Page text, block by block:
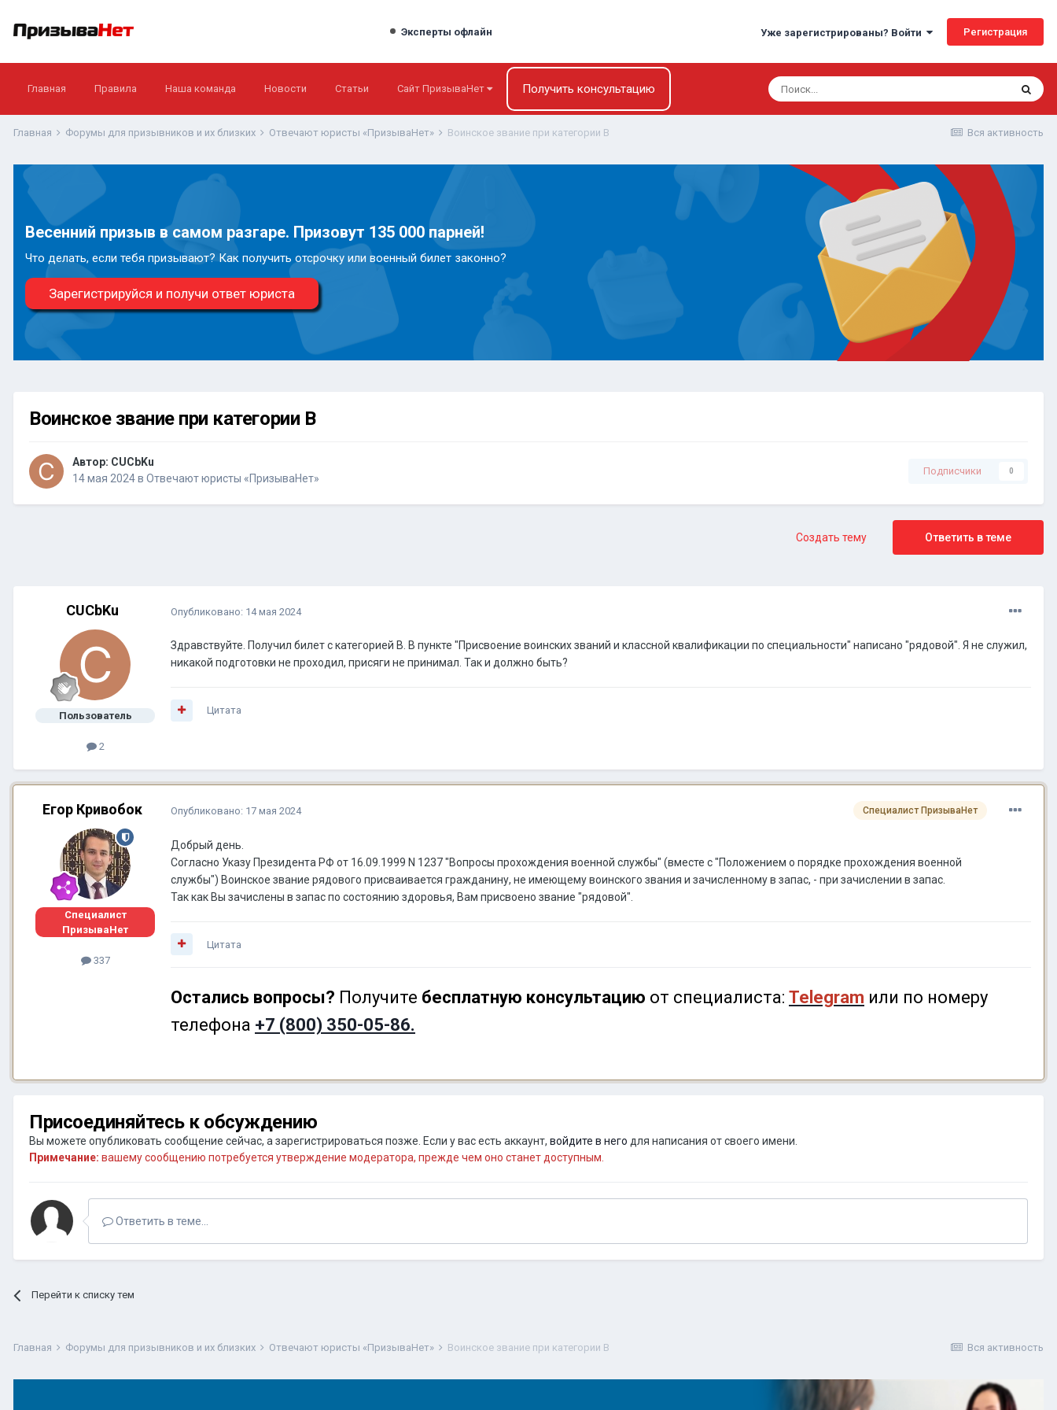
Эксперты офлайн Уже зарегистрированы? Войти Регистрация
Главная Правила Наша команда Новости Статьи Сайт ПризываНет Получить консультацию
Вся активность
Главная Форумы для призывников и их близких Отвечают юристы «ПризываНет» Воинское звание при категории В
Весенний призыв в самом разгаре. Призовут 135 000 парней!
Что делать, если тебя призывают? Как получить отсрочку или военный билет законно?
Зарегистрируйся и получи ответ юриста
Воинское звание при категории В
Автор: CUCbKu
14 мая 2024в Отвечают юристы «ПризываНет»
Подписчики 0
Ответить в теме
Создать тему
CUCbKu
Пользователь
2
Опубликовано: 14 мая 2024
Здравствуйте. Получил билет с категорией В. В пункте "Присвоение воинских званий и классной квалификации по специальности" написано "рядовой". Я не служил,
никакой подготовки не проходил, присяги не принимал. Так и должно быть?
Цитата
Егор Кривобок
Специалист
ПризываНет
337
Специалист ПризываНет
Опубликовано: 17 мая 2024
Добрый день.
Согласно Указу Президента РФ от 16.09.1999 N 1237 "Вопросы прохождения военной службы" (вместе с "Положением о порядке прохождения военной
службы") Воинское звание рядового присваивается гражданину, не имеющему воинского звания и зачисленному в запас, - при зачислении в запас.
Так как Вы зачислены в запас по состоянию здоровья, Вам присвоено звание "рядовой".
Цитата
Остались вопросы? Получите бесплатную консультацию от специалиста: Telegram или по номеру
телефона +7 (800) 350-05-86.
Присоединяйтесь к обсуждению
Вы можете опубликовать сообщение сейчас, а зарегистрироваться позже. Если у вас есть аккаунт, войдите в него для написания от своего имени.
Примечание: вашему сообщению потребуется утверждение модератора, прежде чем оно станет доступным.
Ответить в теме...
Перейти к списку тем
Вся активность
Главная Форумы для призывников и их близких Отвечают юристы «ПризываНет» Воинское звание при категории В